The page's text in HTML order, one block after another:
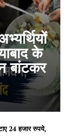
के
बांटकर
24 हजार रुपये,